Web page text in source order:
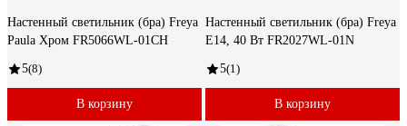
Настенный светильник (бра) Freya
Paula Хром FR5066WL-01CH
5(8)
В корзину
Настенный светильник (бра) Freya
E14, 40 Вт FR2027WL-01N
5(1)
В корзину